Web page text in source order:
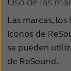
Suomi
Las marcas,
iconos de
se pueden
de ReSound.